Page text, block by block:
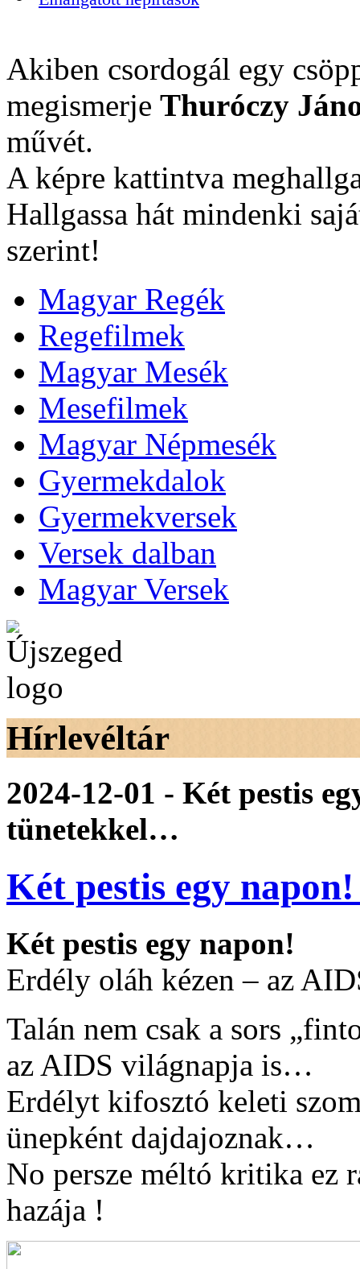
Akiben csordogál egy
megismerje Thuróczy
művét.
A képre kattintva
Hallgassa hát mindenki
szerint!
Magyar Regék
Regefilmek
Magyar Mesék
Mesefilmek
Magyar Népmesék
Gyermekdalok
Gyermekversek
Versek dalban
Magyar Versek
Hírlevéltár
2024-12-01 - Két pestis
tünetekkel…
Két pestis egy
Két pestis egy napon!
Erdély oláh kézen – az
Talán nem csak a sors
az AIDS világnapja is…
Erdélyt kifosztó keleti
ünepként dajdajoznak…
No persze méltó kritika ez
hazája !